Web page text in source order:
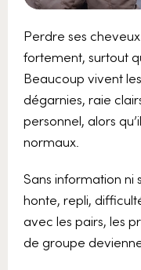
Perdre ses
fortement, surtout
Beaucoup vivent
dégarnies, raie
personnel, alors
normaux.
Sans information
honte, repli,
avec les pairs, les
de groupe